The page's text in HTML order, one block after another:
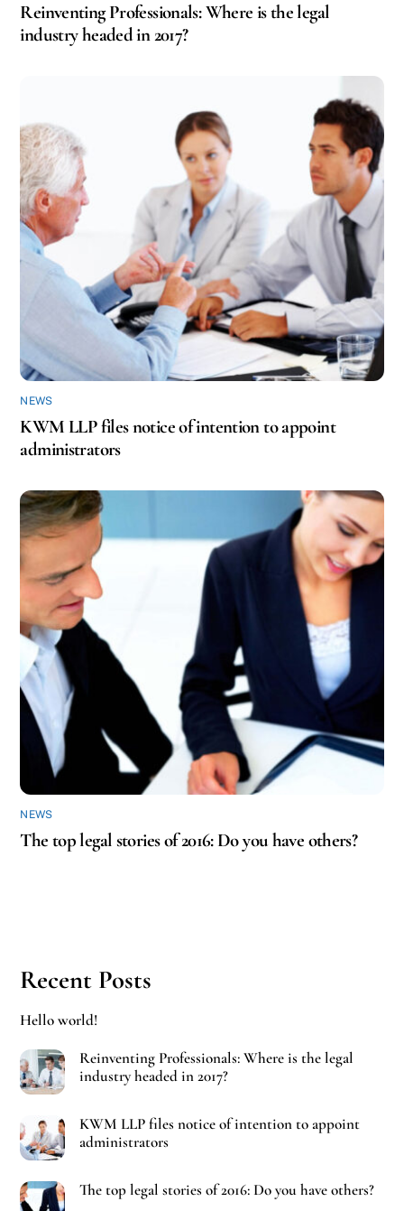
Reinventing Professionals: Where is the legal
industry headed in 2017?
NEWS
KWM LLP files notice of intention to appoint
administrators
NEWS
The top legal stories of 2016: Do you have others?
Recent Posts
Hello world!
Reinventing Professionals: Where is the legal
industry headed in 2017?
KWM LLP files notice of intention to appoint
administrators
The top legal stories of 2016: Do you have others?